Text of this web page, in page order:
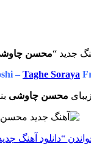
جدید “محسن
– Taghe Soraya
محسن چاوشی
“دانلود آهنگ